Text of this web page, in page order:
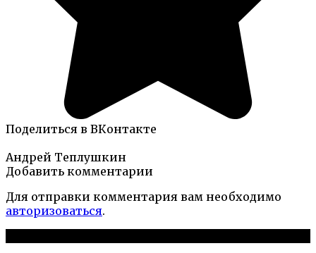
Поделиться в ВКонтакте
Андрей Теплушкин
Добавить комментарии
Для отправки комментария вам необходимо
авторизоваться.